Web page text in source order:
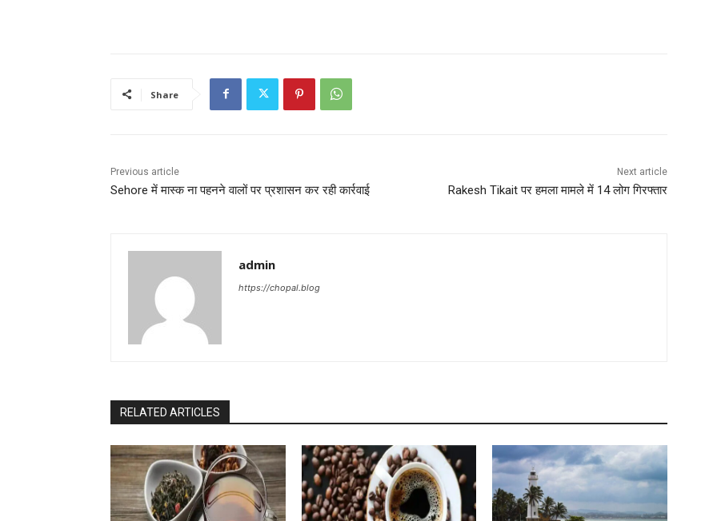
Share
Previous article
Sehore में मास्क ना पहनने वालों पर प्रशासन कर रही कार्रवाई
Next article
Rakesh Tikait पर हमला मामले में 14 लोग गिरफ्तार
admin
https://chopal.blog
RELATED ARTICLES